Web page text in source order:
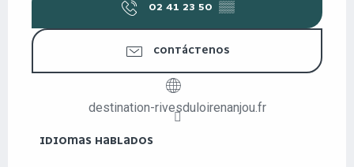
02 41 23 50 ▒▒
CONTÁCTENOS
destination-rivesduloirenanjou.fr
IDIOMAS HABLADOS
IDIOMAS HABLADOS